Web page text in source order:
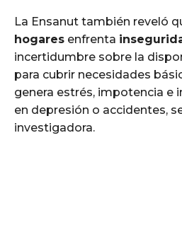
La Ensanut también reveló
hogares enfrenta
incertidumbre sobre la
para cubrir necesidades
genera estrés, impotencia e
en depresión o accidentes,
investigadora.